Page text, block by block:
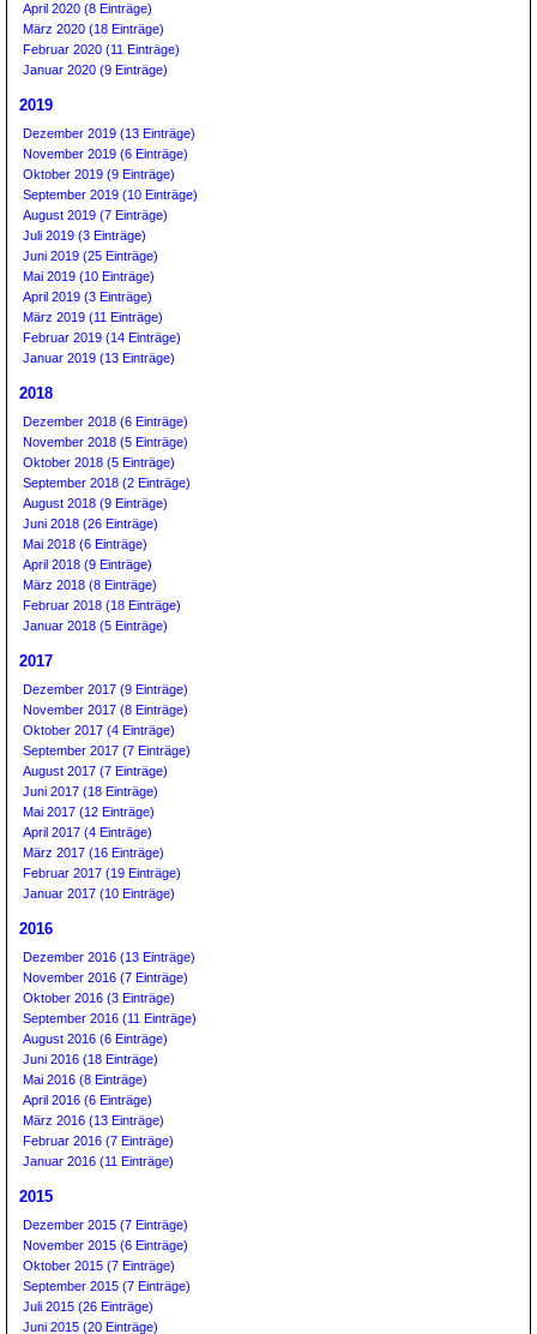
April 2020 (8 Einträge)
März 2020 (18 Einträge)
Februar 2020 (11 Einträge)
Januar 2020 (9 Einträge)
2019
Dezember 2019 (13 Einträge)
November 2019 (6 Einträge)
Oktober 2019 (9 Einträge)
September 2019 (10 Einträge)
August 2019 (7 Einträge)
Juli 2019 (3 Einträge)
Juni 2019 (25 Einträge)
Mai 2019 (10 Einträge)
April 2019 (3 Einträge)
März 2019 (11 Einträge)
Februar 2019 (14 Einträge)
Januar 2019 (13 Einträge)
2018
Dezember 2018 (6 Einträge)
November 2018 (5 Einträge)
Oktober 2018 (5 Einträge)
September 2018 (2 Einträge)
August 2018 (9 Einträge)
Juni 2018 (26 Einträge)
Mai 2018 (6 Einträge)
April 2018 (9 Einträge)
März 2018 (8 Einträge)
Februar 2018 (18 Einträge)
Januar 2018 (5 Einträge)
2017
Dezember 2017 (9 Einträge)
November 2017 (8 Einträge)
Oktober 2017 (4 Einträge)
September 2017 (7 Einträge)
August 2017 (7 Einträge)
Juni 2017 (18 Einträge)
Mai 2017 (12 Einträge)
April 2017 (4 Einträge)
März 2017 (16 Einträge)
Februar 2017 (19 Einträge)
Januar 2017 (10 Einträge)
2016
Dezember 2016 (13 Einträge)
November 2016 (7 Einträge)
Oktober 2016 (3 Einträge)
September 2016 (11 Einträge)
August 2016 (6 Einträge)
Juni 2016 (18 Einträge)
Mai 2016 (8 Einträge)
April 2016 (6 Einträge)
März 2016 (13 Einträge)
Februar 2016 (7 Einträge)
Januar 2016 (11 Einträge)
2015
Dezember 2015 (7 Einträge)
November 2015 (6 Einträge)
Oktober 2015 (7 Einträge)
September 2015 (7 Einträge)
Juli 2015 (26 Einträge)
Juni 2015 (20 Einträge)